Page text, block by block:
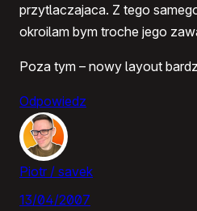
przytlaczajaca. Z tego
okroilam bym troche jego
Poza tym – nowy layout
Odpowiedz
Piotr / savek
13/04/2007